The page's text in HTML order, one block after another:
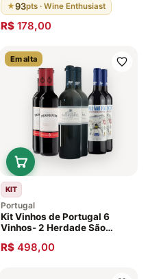
★93pts · Wine Enthusiast
R$ 178,00
Em alta
KIT
Portugal
Kit Vinhos de Portugal 6
Vinhos- 2 Herdade São
Atlântico
R$ 498,00